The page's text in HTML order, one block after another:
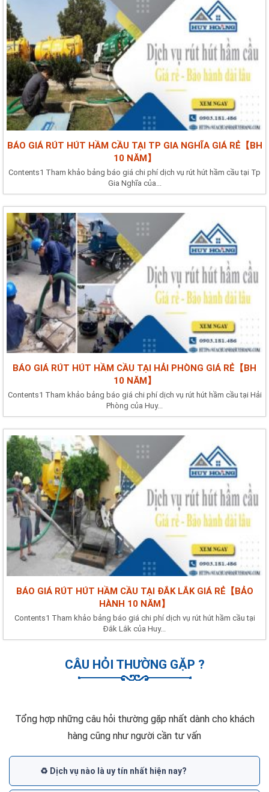
BÁO GIÁ RÚT HÚT HẦM CẦU TẠI TP GIA NGHĨA GIÁ RẺ【BH
10 NĂM】
Contents1 Tham khảo bảng báo giá chi phí dịch vụ rút hút hầm cầu tại Tp
Gia Nghĩa của...
BÁO GIÁ RÚT HÚT HẦM CẦU TẠI HẢI PHÒNG GIÁ RẺ【BH
10 NĂM】
Contents1 Tham khảo bảng báo giá chi phí dịch vụ rút hút hầm cầu tại Hải
Phòng của Huy...
BÁO GIÁ RÚT HÚT HẦM CẦU TẠI ĐẮK LẮK GIÁ RẺ【BẢO
HÀNH 10 NĂM】
Contents1 Tham khảo bảng báo giá chi phí dịch vụ rút hút hầm cầu tại
Đắk Lắk của Huy...
CÂU HỎI THƯỜNG GẶP ?
Tổng hợp những câu hỏi thường gặp nhất dành cho khách
hàng cũng như người cần tư vấn
♻️ Dịch vụ nào là uy tín nhất hiện nay?